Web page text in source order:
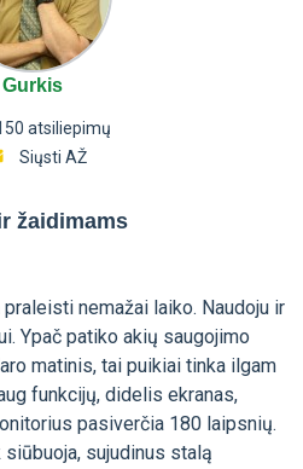
Gurkis
atsiliepimų
Siųsti AŽ
žaidimams
nemažai laiko. Naudoju ir
Ypač patiko akių saugojimo
matinis, tai puikiai tinka ilgam
funkcijų, didelis ekranas,
pasiverčia 180 laipsnių.
sujudinus stalą